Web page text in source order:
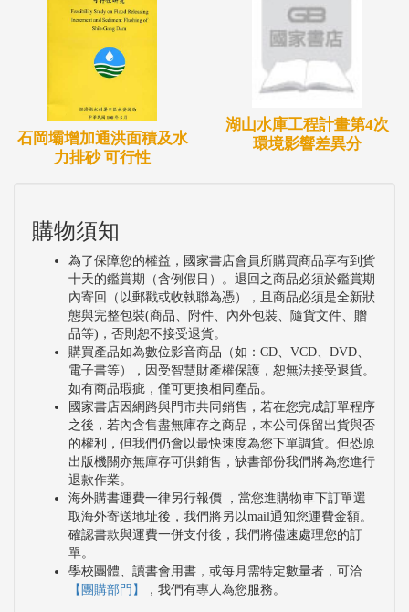
石岡壩增加通洪面積及水
力排砂 可行性
湖山水庫工程計畫第4次
環境影響差異分
購物須知
為了保障您的權益，國家書店會員所購買商品享有到貨
十天的鑑賞期（含例假日）。退回之商品必須於鑑賞期
內寄回（以郵戳或收執聯為憑），且商品必須是全新狀
態與完整包裝(商品、附件、內外包裝、隨貨文件、贈
品等)，否則恕不接受退貨。
購買產品如為數位影音商品（如：CD、VCD、DVD、
電子書等），因受智慧財產權保護，恕無法接受退貨。
如有商品瑕疵，僅可更換相同產品。
國家書店因網路與門市共同銷售，若在您完成訂單程序
之後，若內含售盡無庫存之商品，本公司保留出貨與否
的權利，但我們仍會以最快速度為您下單調貨。但恐原
出版機關亦無庫存可供銷售，缺書部份我們將為您進行
退款作業。
海外購書運費一律另行報價 ，當您進購物車下訂單選
取海外寄送地址後，我們將另以mail通知您運費金額。
確認書款與運費一併支付後，我們將儘速處理您的訂
單。
學校團體、讀書會用書，或每月需特定數量者，可洽
【團購部門】
，我們有專人為您服務。